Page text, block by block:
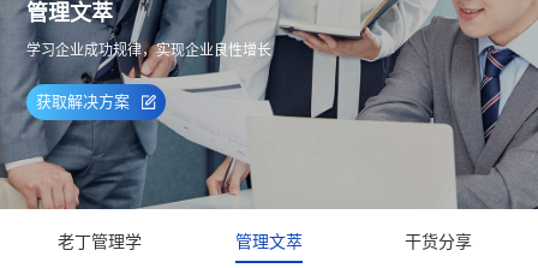
管理文萃
学习企业成功规律，实现企业良性增长
获取解决方案
老丁管理学 管理文萃 干货分享